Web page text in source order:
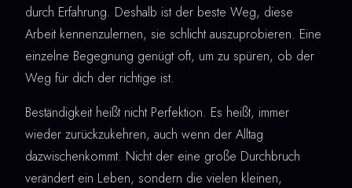
durch Erfahrung. Deshalb ist der beste Weg, diese
Arbeit kennenzulernen, sie schlicht auszuprobieren. Eine
einzelne Begegnung genügt oft, um zu spüren, ob der
Weg für dich der richtige ist.
Beständigkeit heißt nicht Perfektion. Es heißt, immer
wieder zurückzukehren, auch wenn der Alltag
dazwischenkommt. Nicht der eine große Durchbruch
verändert ein Leben, sondern die vielen kleinen,